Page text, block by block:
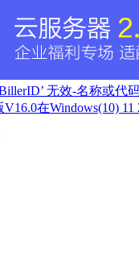
无效-名称或
在Windows(10)